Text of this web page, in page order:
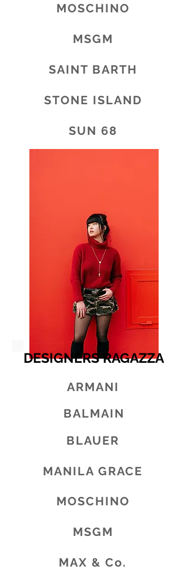
MOSCHINO
MSGM
SAINT BARTH
STONE ISLAND
SUN 68
DESIGNERS RAGAZZA
ARMANI
BALMAIN
BLAUER
MANILA GRACE
MOSCHINO
MSGM
MAX & Co.